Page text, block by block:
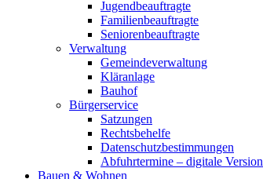
Jugendbeauftragte
Familienbeauftragte
Seniorenbeauftragte
Verwaltung
Gemeindeverwaltung
Kläranlage
Bauhof
Bürgerservice
Satzungen
Rechtsbehelfe
Datenschutzbestimmungen
Abfuhrtermine – digitale Version
Bauen & Wohnen